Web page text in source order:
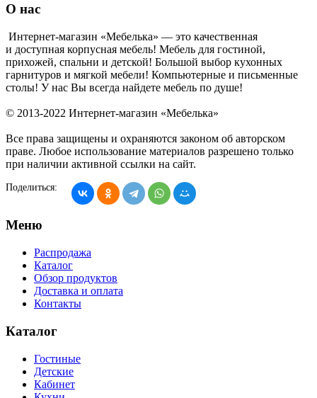
О нас
Интернет-магазин «Мебелька» — это качественная
и доступная корпусная мебель! Мебель для гостиной,
прихожей, спальни и детской! Большой выбор кухонных
гарнитуров и мягкой мебели! Компьютерные и письменные
столы! У нас Вы всегда найдете мебель по душе!
© 2013-2022 Интернет-магазин «Мебелька»
Все права защищены и охраняются законом об авторском
праве. Любое использование материалов разрешено только
при наличии активной ссылки на сайт.
Поделиться:
Меню
Распродажа
Каталог
Обзор продуктов
Доставка и оплата
Контакты
Каталог
Гостиные
Детские
Кабинет